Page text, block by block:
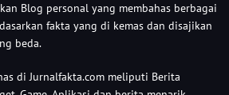
Blog personal yang membahas berbagai
fakta yang di kemas dan disajikan
beda.
di Jurnalfakta.com meliputi Berita